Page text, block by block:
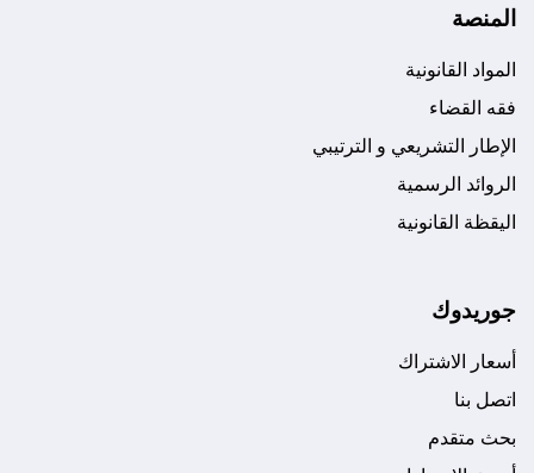
المنصة
المواد القانونية
فقه القضاء
الإطار التشريعي و الترتيبي
الروائد الرسمية
اليقظة القانونية
جوريدوك
أسعار الاشتراك
اتصل بنا
بحث متقدم